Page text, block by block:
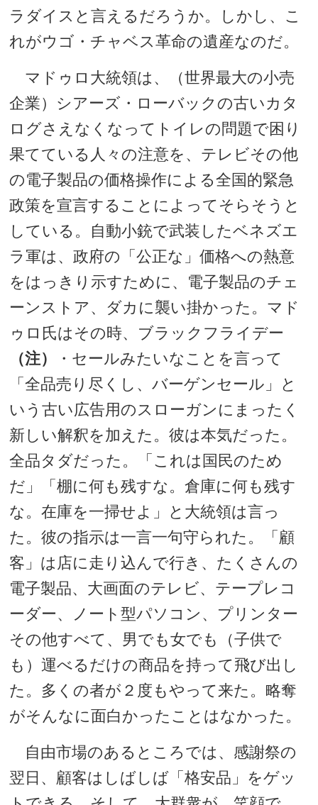
ラダイスと言えるだろうか。しかし、こ
れがウゴ・チャベス革命の遺産なのだ。
マドゥロ大統領は、（世界最大の小売
企業）シアーズ・ローバックの古いカタ
ログさえなくなってトイレの問題で困り
果てている人々の注意を、テレビその他
の電子製品の価格操作による全国的緊急
政策を宣言することによってそらそうと
している。自動小銃で武装したベネズエ
ラ軍は、政府の「公正な」価格への熱意
をはっきり示すために、電子製品のチェ
ーンストア、ダカに襲い掛かった。マド
ゥロ氏はその時、ブラックフライデー
（注）
・セールみたいなことを言って
「全品売り尽くし、バーゲンセール」と
いう古い広告用のスローガンにまったく
新しい解釈を加えた。彼は本気だった。
全品タダだった。「これは国民のため
だ」「棚に何も残すな。倉庫に何も残す
な。在庫を一掃せよ」と大統領は言っ
た。彼の指示は一言一句守られた。「顧
客」は店に走り込んで行き、たくさんの
電子製品、大画面のテレビ、テープレコ
ーダー、ノート型パソコン、プリンター
その他すべて、男でも女でも（子供で
も）運べるだけの商品を持って飛び出し
た。多くの者が２度もやって来た。略奪
がそんなに面白かったことはなかった。
自由市場のあるところでは、感謝祭の
翌日、顧客はしばしば「格安品」をゲッ